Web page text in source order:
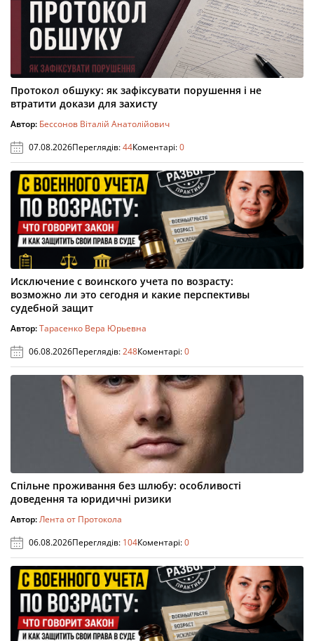
Протокол обшуку: як зафіксувати порушення і не
втратити докази для захисту
Автор: Бессонов Віталій Анатолійович
07.08.2026Переглядів:44Коментарі:0
Исключение с воинского учета по возрасту:
возможно ли это сегодня и какие перспективы
судебной защит
Автор:Тарасенко Вера Юрьевна
06.08.2026Переглядів:248Коментарі:0
Спільне проживання без шлюбу: особливості
доведення та юридичні ризики
Автор:Лента от Протокола
06.08.2026Переглядів: 104Коментарі:0